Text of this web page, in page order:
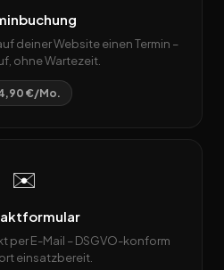
deiner Website einen Termin –
ohne Wartezeit.
€/Mo.
✉️
per E-Mail – DSGVO-konform
einsatzbereit.